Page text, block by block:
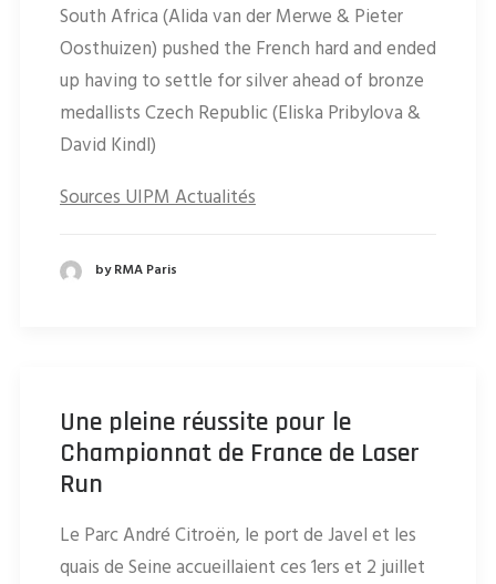
South Africa (Alida van der Merwe & Pieter
Oosthuizen) pushed the French hard and ended
up having to settle for silver ahead of bronze
medallists Czech Republic (Eliska Pribylova &
David Kindl)
Sources UIPM Actualités
by RMA Paris
Une pleine réussite pour le
Championnat de France de Laser
Run
Le Parc André Citroën, le port de Javel et les
quais de Seine accueillaient ces 1ers et 2 juillet